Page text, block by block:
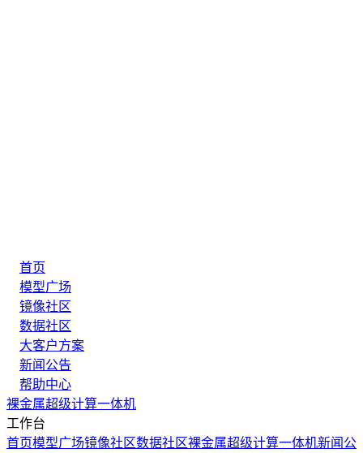
首页
模型广场
镜像社区
数据社区
大客户方案
新闻公告
帮助中心
裸金属超级计算一体机
工作台
首页模型广场镜像社区数据社区裸金属超级计算一体机新闻公